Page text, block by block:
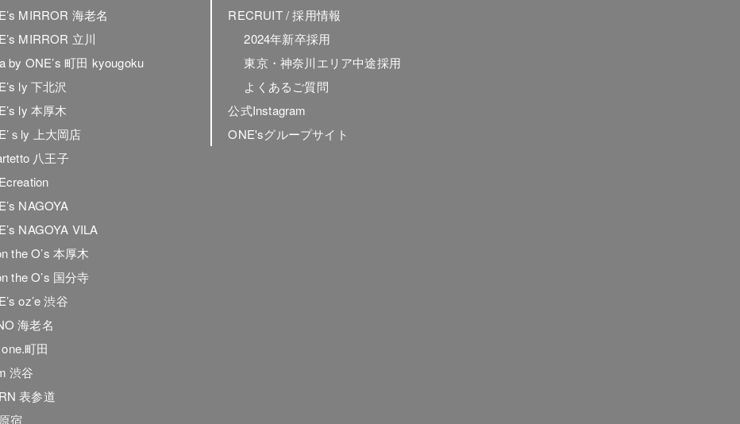
MIRROR 海老名
MIRROR 立川
by ONE’s 町田 kyougoku
ly 下北沢
ly 本厚木
ｓly 上大岡店
八王子
NAGOYA
NAGOYA VILA
the O’s 本厚木
the O’s 国分寺
oz’e 渋谷
海老名
町田
渋谷
表参道
宿
RECRUIT / 採用情報
2024年新卒採用
東京・神奈川エリア中途採用
よくあるご質問
公式Instagram
ONE'sグループサイト